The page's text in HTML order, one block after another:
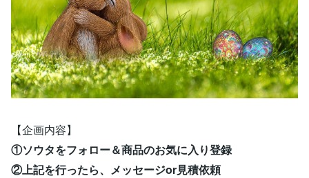
【企画内容】
①ソウタをフォロー＆商品のお気に入り登録
②上記を行ったら、メッセージor見積依頼